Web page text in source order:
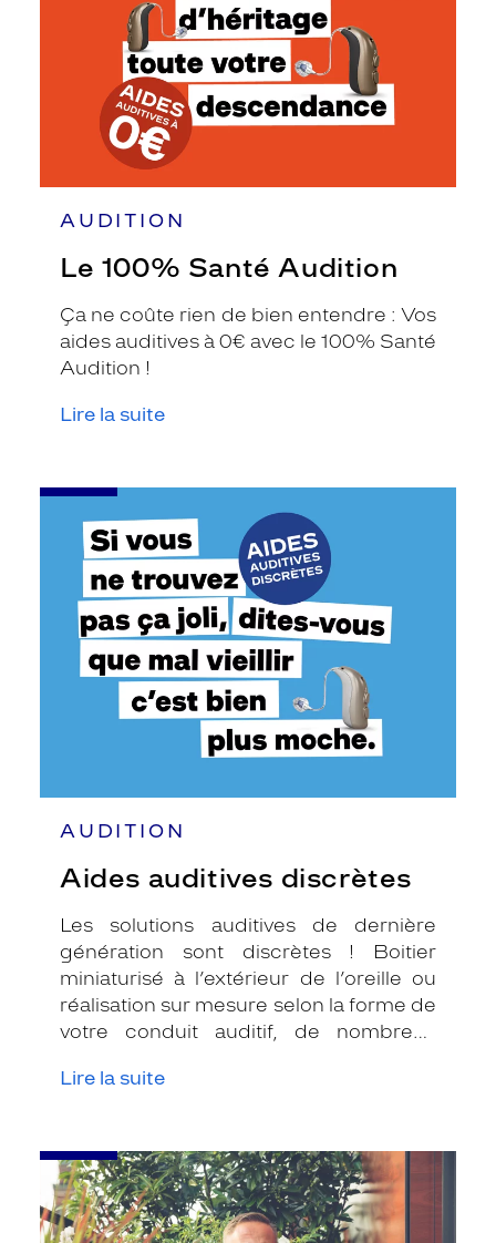
AUDITION
Le 100% Santé Audition
Ça ne coûte rien de bien entendre : Vos
aides auditives à 0€ avec le 100% Santé
Audition !
Lire la suite
AUDITION
Aides auditives discrètes
Les solutions auditives de dernière
génération sont discrètes ! Boitier
miniaturisé à l’extérieur de l’oreille ou
réalisation sur mesure selon la forme de
votre conduit auditif, de nombreux
celui qui s’harmonise le mieux à votre
Lire la suite
-
Aides
auditives
discrètes
-
Aides
auditives
connectées